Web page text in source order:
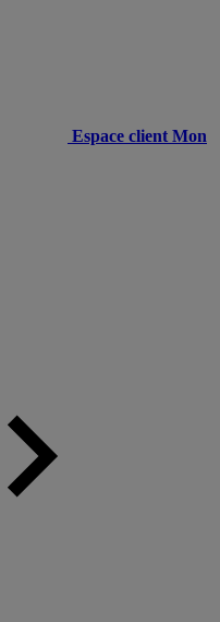
Espace client Mon